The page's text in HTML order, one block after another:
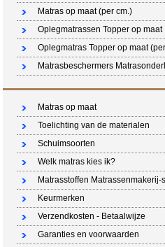
Matras op maat (per cm.)
Oplegmatrassen Topper op maat
Oplegmatras Topper op maat
Matrasbeschermers
Matras op maat
Toelichting van de materialen
Schuimsoorten
Welk matras kies ik?
Matrasstoffen Matrassenmakerij-
Keurmerken
Verzendkosten - Betaalwijze
Garanties en voorwaarden